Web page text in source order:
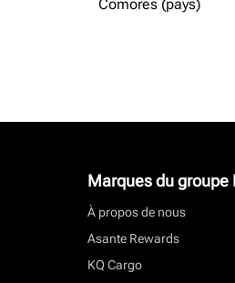
Comores (pays)
Marques du groupe
À propos de nous
Asante Rewards
KQ Cargo